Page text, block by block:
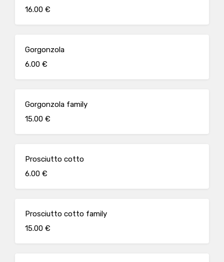
16.00 €
Gorgonzola
6.00 €
Gorgonzola family
15.00 €
Prosciutto cotto
6.00 €
Prosciutto cotto family
15.00 €